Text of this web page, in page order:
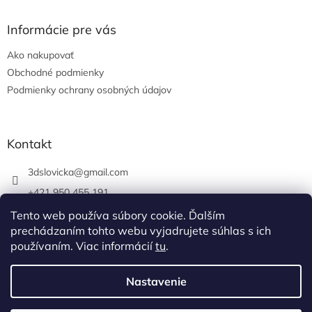
Tento web používa súbory cookie. Ďalším
prechádzaním tohto webu vyjadrujete súhlas s ich
používaním. Viac informáciítu.
Nastavenie
Informácie pre vás
Ako nakupovať
Obchodné podmienky
Podmienky ochrany osobných údajov
Kontakt
3dslovicka@gmail.com
+421 950 455 191
https://www.facebook.com/3dslovicka/
3d_slovicka/
Vytvoril Shoptet